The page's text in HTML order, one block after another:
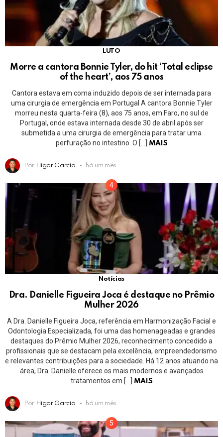
LUTO
Morre a cantora Bonnie Tyler, do hit ‘Total eclipse
of the heart’, aos 75 anos
Cantora estava em coma induzido depois de ser internada para
uma cirurgia de emergência em Portugal A cantora Bonnie Tyler
morreu nesta quarta-feira (8), aos 75 anos, em Faro, no sul de
Portugal, onde estava internada desde 30 de abril após ser
submetida a uma cirurgia de emergência para tratar uma
perfuração no intestino. O […] MAIS
Por Higor Garcia há um mês
Notícias
Dra. Danielle Figueira Joca é destaque no Prêmio
Mulher 2026
A Dra. Danielle Figueira Joca, referência em Harmonização Facial e
Odontologia Especializada, foi uma das homenageadas e grandes
destaques do Prêmio Mulher 2026, reconhecimento concedido a
profissionais que se destacam pela excelência, empreendedorismo
e relevantes contribuições para a sociedade. Há 12 anos atuando na
área, Dra. Danielle oferece os mais modernos e avançados
tratamentos em […]
MAIS
Por Higor Garcia há um mês